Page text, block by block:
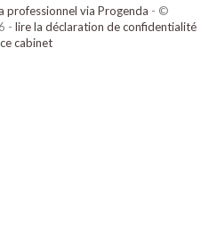
professionnel via Progenda - ©
- lire la déclaration de confidentialité
cabinet